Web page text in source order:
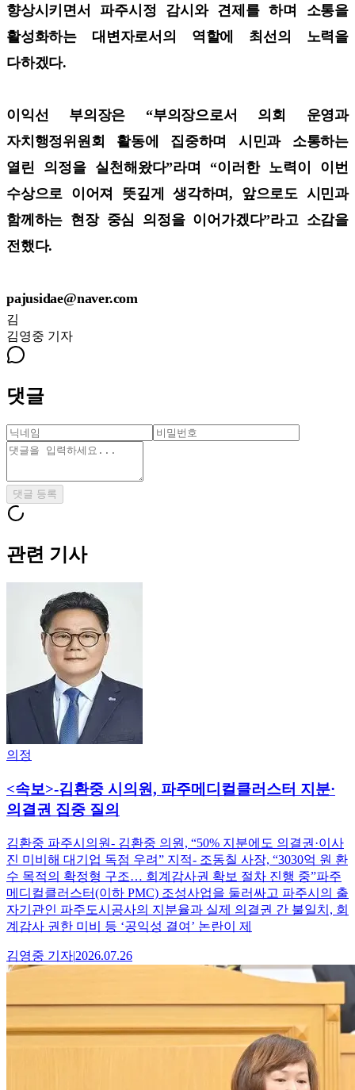
향상시키면서 파주시정 감시와 견제를 하며 소통을
활성화하는 대변자로서의 역할에 최선의 노력을
다하겠다.
이익선 부의장은 “부의장으로서 의회 운영과
자치행정위원회 활동에 집중하며 시민과 소통하는
열린 의정을 실천해왔다”라며 “이러한 노력이 이번
수상으로 이어져 뜻깊게 생각하며, 앞으로도 시민과
함께하는 현장 중심 의정을 이어가겠다”라고 소감을
전했다.
pajusidae@naver.com
김
김영중 기자
댓글
댓글 등록
관련 기사
의정
<속보>-김환중 시의원, 파주메디컬클러스터 지분·
의결권 집중 질의
김환중 파주시의원- 김환중 의원, “50% 지분에도 의결권·이사
진 미비해 대기업 독점 우려” 지적- 조동칠 사장, “3030억 원 환
수 목적의 확정형 구조… 회계감사권 확보 절차 진행 중”파주
메디컬클러스터(이하 PMC) 조성사업을 둘러싸고 파주시의 출
자기관인 파주도시공사의 지분율과 실제 의결권 간 불일치, 회
계감사 권한 미비 등 ‘공익성 결여’ 논란이 제
김영중 기자|2026.07.26